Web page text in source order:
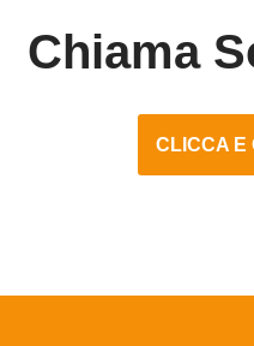
Chiama
CLICCA E